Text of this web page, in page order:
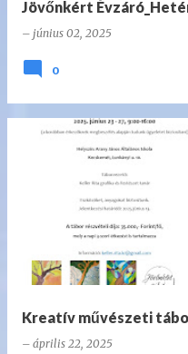
Jövőnkért
– június 02, 2025
0
Kreatív művészeti
– április 22, 2025